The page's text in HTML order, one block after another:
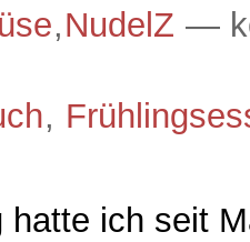
,NudelZ —
,
hatte ich seit